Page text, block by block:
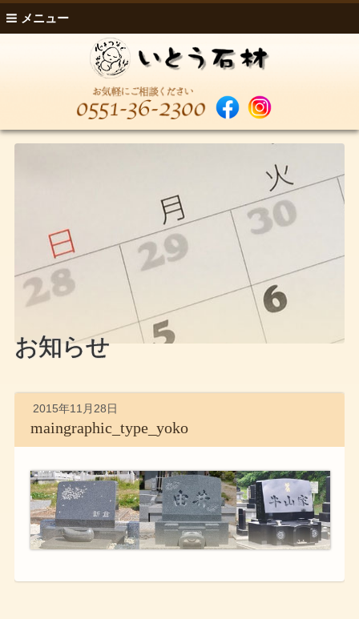
メニュー
お知らせ
2015年11月28日
maingraphic_type_yoko